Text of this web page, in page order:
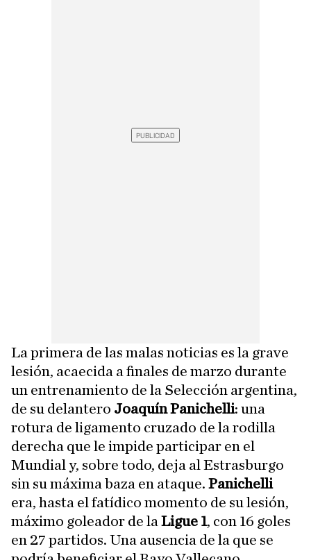
La primera de las malas noticias es la grave
lesión, acaecida a finales de marzo durante
un entrenamiento de la Selección argentina,
de su delantero Joaquín Panichelli: una
rotura de ligamento cruzado de la rodilla
derecha que le impide participar en el
Mundial y, sobre todo, deja al Estrasburgo
sin su máxima baza en ataque. Panichelli
era, hasta el fatídico momento de su lesión,
máximo goleador de la Ligue 1, con 16 goles
en 27 partidos. Una ausencia de la que se